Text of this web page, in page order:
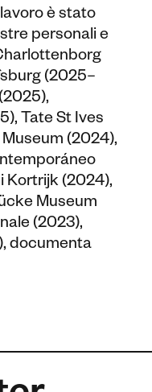
è stato
personali e
(2025–
Tate St Ives
(2024),
Kortrijk (2024),
Museum
(2023),
documenta